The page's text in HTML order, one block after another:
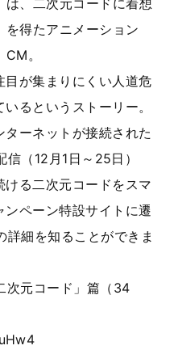
は、二次元コードに着想
を得たアニメーション
CM。
目が集まりにくい人道危
るというストーリー。
ーネットが接続された
（12月1日～25日）
ける二次元コードをスマ
ペーン特設サイトに遷
細を知ることができま
元コード」篇（34